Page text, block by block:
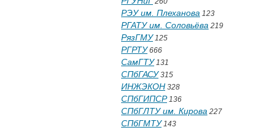
РЭУ им. Плеханова 123
РГАТУ им. Соловьёва 219
РязГМУ125
РГРТУ666
СамГТУ131
СПбГАСУ315
ИНЖЭКОН 328
СПбГИПСР136
СПбГЛТУ им. Кирова 227
СПбГМТУ143